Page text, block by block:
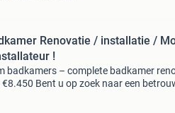
Renovatie / installatie /
!
badkamers – complete badkamer
€8.450 Bent u op zoek naar een